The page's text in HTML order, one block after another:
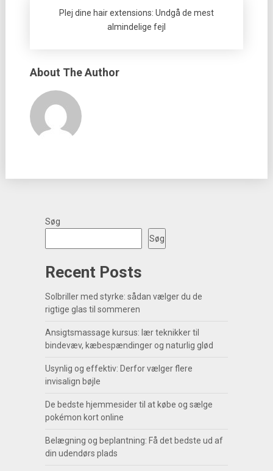
Plej dine hair extensions: Undgå de mest
almindelige fejl
About The Author
Søg
Søg
Recent Posts
Solbriller med styrke: sådan vælger du de
rigtige glas til sommeren
Ansigtsmassage kursus: lær teknikker til
bindevæv, kæbespændinger og naturlig glød
Usynlig og effektiv: Derfor vælger flere
invisalign bøjle
De bedste hjemmesider til at købe og sælge
pokémon kort online
Belægning og beplantning: Få det bedste ud af
din udendørs plads